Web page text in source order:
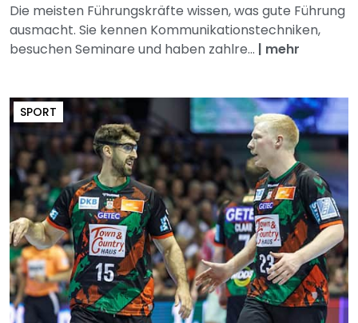
Die meisten Führungskräfte wissen, was gute Führung
ausmacht. Sie kennen Kommunikationstechniken,
besuchen Seminare und haben zahlre... | mehr
SPORT